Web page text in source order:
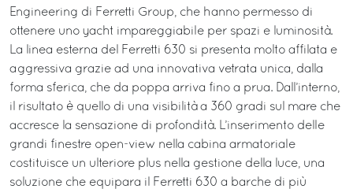
Engineering di Ferretti Group, che hanno permesso di
ottenere uno yacht impareggiabile per spazi e luminosità.
La linea esterna del Ferretti 630 si presenta molto affilata e
aggressiva grazie ad una innovativa vetrata unica, dalla
forma sferica, che da poppa arriva fino a prua. Dall’interno,
il risultato è quello di una visibilità a 360 gradi sul mare che
accresce la sensazione di profondità. L’inserimento delle
grandi finestre open-view nella cabina armatoriale
costituisce un ulteriore plus nella gestione della luce, una
soluzione che equipara il Ferretti 630 a barche di più